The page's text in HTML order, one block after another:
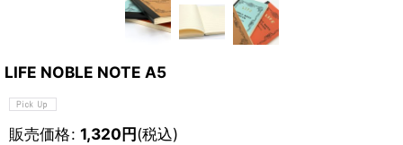
LIFE NOBLE NOTE A5
販売価格: 1,320円(税込)